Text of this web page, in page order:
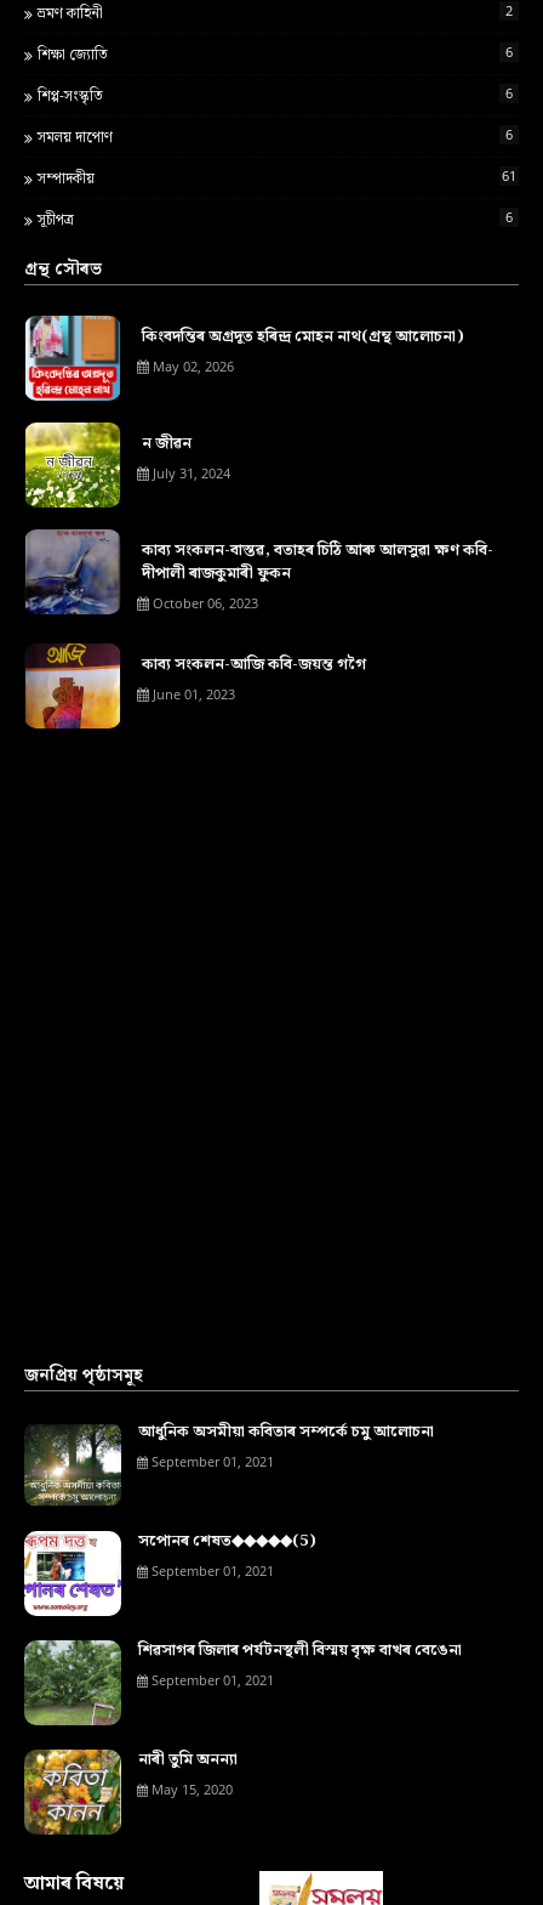
ভ্ৰমণ কাহিনী 2
শ‍িক্ষা জ্য‍োত‍ি 6
শিপ্প-সংস্কৃতি 6
সমলয় দাপোণ 6
সম্পাদকীয় 61
সূচীপত্ৰ 6
গ্ৰন্থ সৌৰভ
কিংবদন্তিৰ অগ্ৰদূত হৰিন্দ্ৰ মোহন নাথ(গ্ৰন্থ আলোচনা)
May 02, 2026
ন জীৱন
July 31, 2024
কাব্য সংকলন-বাস্তৱ, বতাহৰ চিঠি আৰু আলসুৱা ক্ষণ কবি-
দীপালী ৰাজকুমাৰী ফুকন
October 06, 2023
কাব্য সংকলন-আজি কবি-জয়ন্ত গগৈ
June 01, 2023
জনপ্ৰিয় পৃষ্ঠাসমূহ
আধুনিক অসমীয়া কবিতাৰ সম্পৰ্কে চমু আলোচনা
September 01, 2021
সপোনৰ শেষত◆◆◆◆◆(5)
September 01, 2021
শিৱসাগৰ জিলাৰ পৰ্যটনস্থলী বিস্ময় বৃক্ষ বাখৰ বেঙেনা
September 01, 2021
নাৰী তুমি অনন্যা
May 15, 2020
আমাৰ বিষয়ে‍